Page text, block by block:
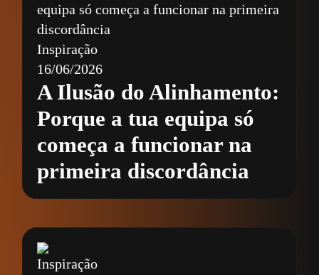
Inspiração
16/06/2026
A Ilusão do Alinhamento:
Porque a tua equipa só
começa a funcionar na
primeira discordância
Inspiração